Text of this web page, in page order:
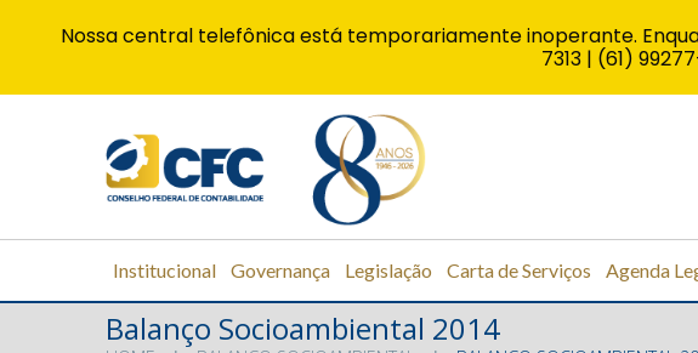
Institucional Governança Legislação Carta de Serviços Agenda
Balanço Socioambiental 2014
Nossa central telefônica está temporariamente inoperante.
7313 | (61)